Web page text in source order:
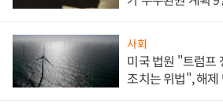
사회
미국 법원 "트럼프
조치는 위법", 해제